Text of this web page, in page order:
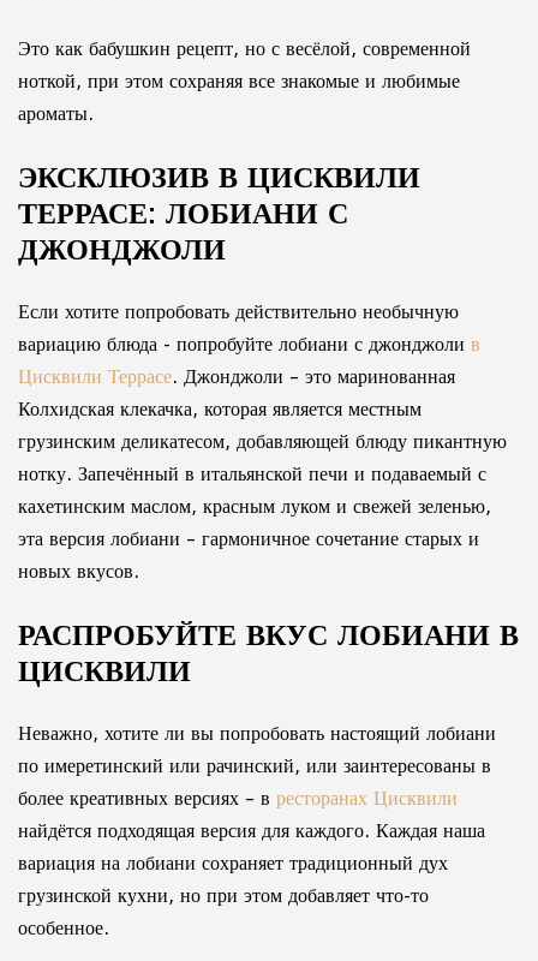
Это как бабушкин рецепт, но с весёлой, современной
ноткой, при этом сохраняя все знакомые и любимые
ароматы.
ЭКСКЛЮЗИВ В ЦИСКВИЛИ
ТЕРРАСЕ: ЛОБИАНИ С
ДЖОНДЖОЛИ
Если хотите попробовать действительно необычную
вариацию блюда - попробуйте лобиани с джонджоли в
Цисквили Террасе. Джонджоли – это маринованная
Колхидская клекачка, которая является местным
грузинским деликатесом, добавляющей блюду пикантную
нотку. Запечённый в итальянской печи и подаваемый с
кахетинским маслом, красным луком и свежей зеленью,
эта версия лобиани – гармоничное сочетание старых и
новых вкусов.
РАСПРОБУЙТЕ ВКУС ЛОБИАНИ В
ЦИСКВИЛИ
Неважно, хотите ли вы попробовать настоящий лобиани
по имеретинский или рачинский, или заинтересованы в
более креативных версиях – в ресторанах Цисквили
найдётся подходящая версия для каждого. Каждая наша
вариация на лобиани сохраняет традиционный дух
грузинской кухни, но при этом добавляет что-то
особенное.